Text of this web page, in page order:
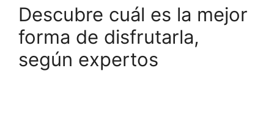
Descubre cuál es la mejor
forma de disfrutarla,
según expertos